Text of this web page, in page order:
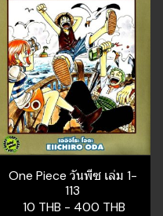
One Piece วันพีซ เล่ม 1-
113
10 THB - 400 THB